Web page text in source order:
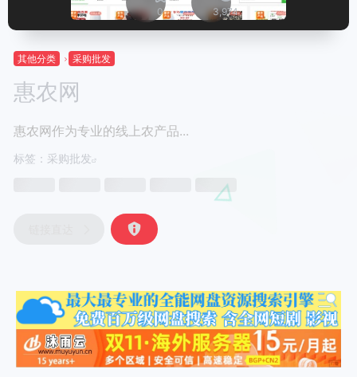
0 3,974
其他分类 采购批发
惠农网
惠农网作为专业的线上农产品...
标签： 采购批发